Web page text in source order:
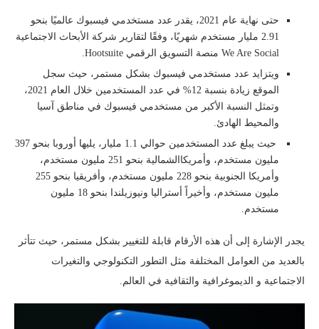
حتى نهاية عام 2021، يقدر عدد مستخدمي فيسبوك عالميًا بنحو
2.91 مليار مستخدم شهريًا، وفقًا لتقارير شركة الأبحاث الاجتماعية
We Are Social منصة التسويق الرقمي Hootsuite.
ويتزايد عدد مستخدمي فيسبوك بشكل مستمر، حيث سجل
الموقع زيادة بنسبة 12% في عدد المستخدمين خلال العام 2021،
وتمثل النسبة الأكبر من مستخدمي فيسبوك في مناطق آسيا
والمحيط الهادئ.
حيث يبلغ عدد المستخدمين حوالي 1.1 مليار، يليها أوروبا بنحو 397
مليون مستخدم، وأمريكاالشمالية بنحو 251 مليون مستخدم،
وأمريكا الجنوبية بنحو 228 مليون مستخدم، وأفريقيا بنحو 255
مليون مستخدم، وأخيراً أستراليا ونيوزيلندا بنحو 18 مليون
مستخدم.
يجدر الإشارة إلى أن هذه الأرقام قابلة للتغيير بشكل مستمر، حيث تتأثر
بالعديد من العوامل المختلفة مثل التطور التكنولوجي والتغيرات
الاجتماعية و الديموغرافية والثقافية في العالم.